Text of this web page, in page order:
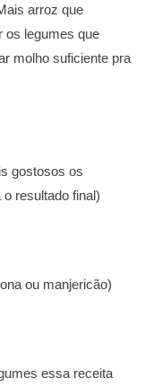
arroz que
os legumes que
molho suficiente pra
gostosos os
resultado final)
ou manjericão)
essa receita